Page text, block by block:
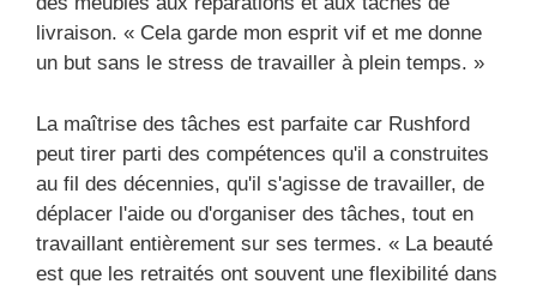
livraison. « Cela garde mon esprit vif et me donne
un but sans le stress de travailler à plein temps. »
La maîtrise des tâches est parfaite car Rushford
peut tirer parti des compétences qu'il a construites
au fil des décennies, qu'il s'agisse de travailler, de
déplacer l'aide ou d'organiser des tâches, tout en
travaillant entièrement sur ses termes. « La beauté
est que les retraités ont souvent une flexibilité dans